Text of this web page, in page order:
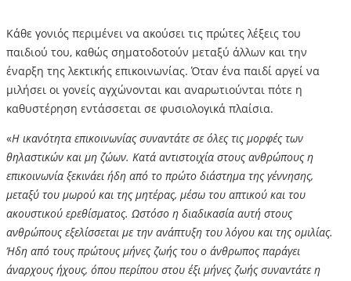
Κάθε γονιός περιμένει να ακούσει τις πρώτες λέξεις του
παιδιού του, καθώς σηματοδοτούν μεταξύ άλλων και την
έναρξη της λεκτικής επικοινωνίας. Όταν ένα παιδί αργεί να
μιλήσει οι γονείς αγχώνονται και αναρωτιούνται πότε η
καθυστέρηση εντάσσεται σε φυσιολογικά πλαίσια.
«Η ικανότητα επικοινωνίας συναντάτε σε όλες τις μορφές των
θηλαστικών και μη ζώων. Κατά αντιστοιχία στους ανθρώπους η
επικοινωνία ξεκινάει ήδη από το πρώτο διάστημα της γέννησης,
μεταξύ του μωρού και της μητέρας, μέσω του απτικού και του
ακουστικού ερεθίσματος. Ωστόσο η διαδικασία αυτή στους
ανθρώπους εξελίσσεται με την ανάπτυξη του λόγου και της ομιλίας.
Ήδη από τους πρώτους μήνες ζωής του ο άνθρωπος παράγει
άναρχους ήχους, όπου περίπου στου έξι μήνες ζωής συναντάτε η